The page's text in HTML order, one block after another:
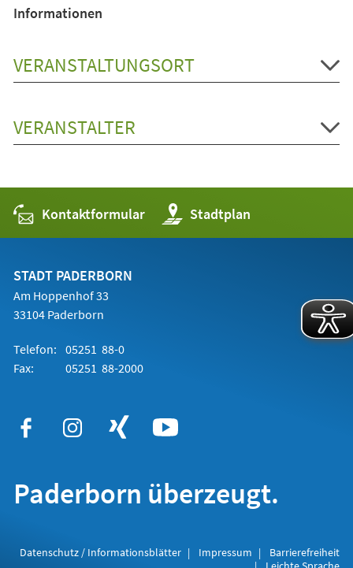
Informationen
VERANSTALTUNGSORT
VERANSTALTER
Kontaktformular Stadtplan
(Öffnet
in
einem
STADT PADERBORN
Am Hoppenhof 33
33104 Paderborn
Telefon: 05251 88-0
Fax:
05251 88-2000
Paderborn überzeugt.
Datenschutz / Informationsblätter Impressum
Barrierefreiheit